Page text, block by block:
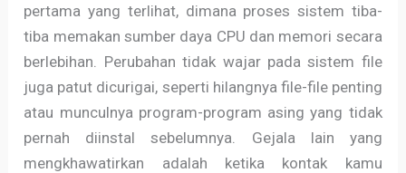
pertama yang terlihat, dimana proses sistem tiba-
tiba memakan sumber daya CPU dan memori secara
berlebihan. Perubahan tidak wajar pada sistem file
juga patut dicurigai, seperti hilangnya file-file penting
atau munculnya program-program asing yang tidak
pernah diinstal sebelumnya. Gejala lain yang
mengkhawatirkan adalah ketika kontak kamu